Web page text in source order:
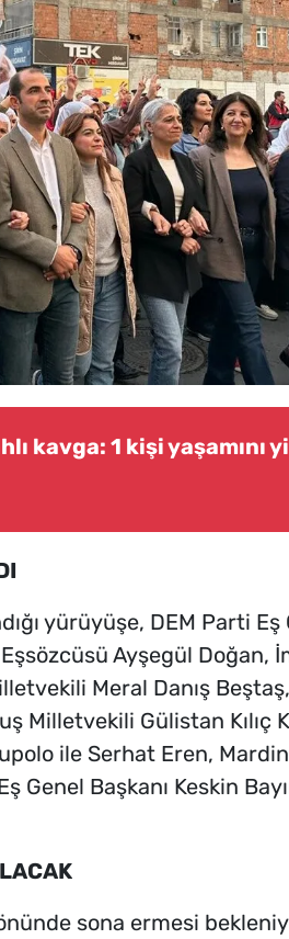
kavga: 1 kişi yaşamını
yürüyüşe, DEM Parti Eş
Ayşegül Doğan,
Meral Danış
Milletvekili Gülistan Kılıç
ile Serhat Eren, Mardin
Genel Başkanı Keskin
sona ermesi